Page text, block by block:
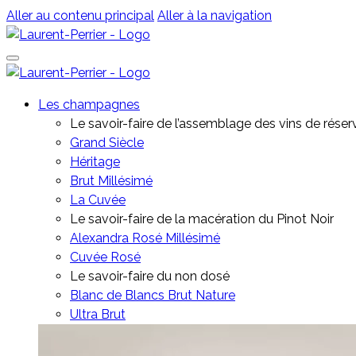
Aller au contenu principal Aller à la navigation
Les champagnes
Le savoir-faire de l’assemblage des vins de
Grand Siècle
Héritage
Brut Millésimé
La Cuvée
Le savoir-faire de la macération du Pinot Noir
Alexandra Rosé Millésimé
Cuvée Rosé
⁠Le savoir-faire du non dosé
Blanc de Blancs Brut Nature
Ultra Brut